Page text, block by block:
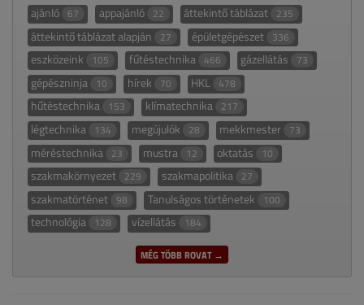
ajánló 67 appajánló 22 áttekintő táblázat 235
áttekintő táblázat alapján 27 épületgépészet 336
eszközeink 105 fűtéstechnika 466 gázellátás 73
gépészninja 10 hírek 70 HKL 478
hűtéstechnika 153 klímatechnika 217
légtechnika 134 megújulók 28 mekkmester 73
méréstechnika 23 mustra 12 oktatás 10
szakmakörnyezet 229 szakmapolitika 27
szakmatörténet 98 Tanulságos történetek 100
technológia 128 vízellátás 184
MÉG TÖBB ROVAT →